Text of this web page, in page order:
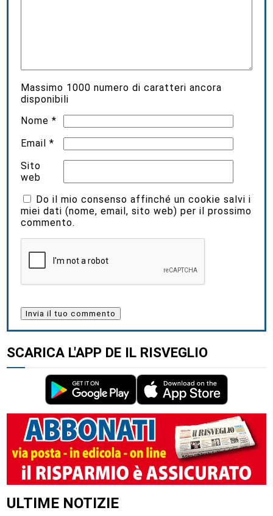
Massimo 1000 numero di caratteri ancora
disponibili
Nome*
Email*
Sito
web
Do il mio consenso affinché un cookie salvi i
miei dati (nome, email, sito web) per il prossimo
commento.
SCARICA L'APP DE IL RISVEGLIO
ULTIME NOTIZIE